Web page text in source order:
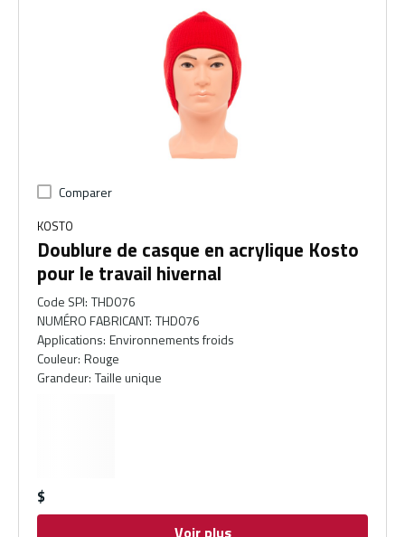
Comparer
KOSTO
Doublure de casque en acrylique Kosto
pour le travail hivernal
Code SPI: THD076
NUMÉRO FABRICANT: THD076
Applications: Environnements froids
Couleur: Rouge
Grandeur: Taille unique
$
Voir plus